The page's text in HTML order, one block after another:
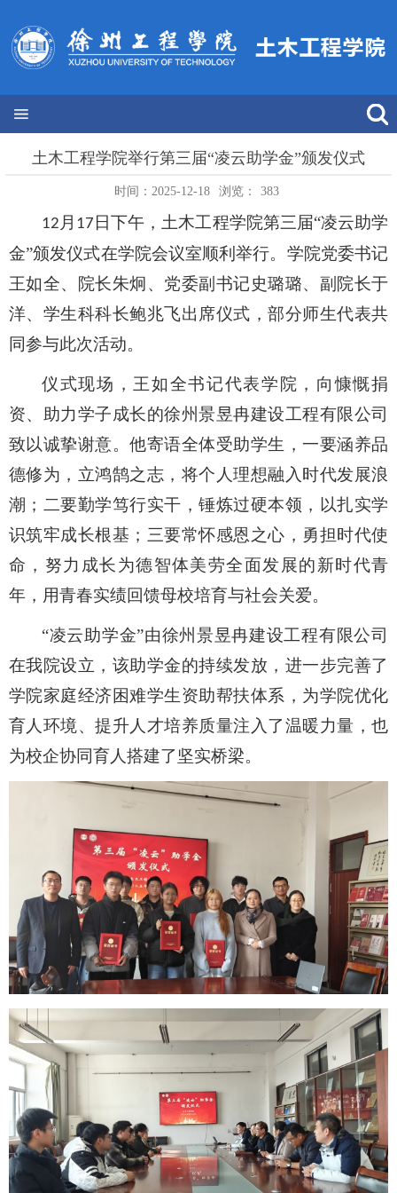
土木工程学院举行第三届“凌云助学金”颁发仪式
时间：2025-12-18 浏览： 383
12 月 17 日下午，土木工程学院第三届“凌云助学
金”颁发仪式在学院会议室顺利举行。学院党委书记
王如全、院长朱炯、 党委副书记史璐璐、副院长于
洋、学生科科长鲍兆飞出席仪式，部分师生代表共
同参与此次活动。
仪式现场，王如全书记代表学院，向慷慨捐
资、助力学子成长的徐州景昱冉建设工程有限公司
致以诚挚谢意。他寄语全体受助学生，一要涵养品
德修为，立鸿鹄之志，将个人理想融入时代发展浪
潮；二要勤学笃行实干，锤炼过硬本领，以扎实学
识筑牢成长根基；三要常怀感恩之心，勇担时代使
命，努力成长为德智体美劳全面发展的新时代青
年，用青春实绩回馈母校培育与社会关爱。
“凌云助学金”由徐州景昱冉建设工程有限公司
在我院设立，该助学金的持续发放，进一步完善了
学院家庭经济困难学生资助帮扶体系，为学院优化
育人环境、提升人才培养质量注入了温暖力量，也
为校企协同育人搭建了坚实桥梁。